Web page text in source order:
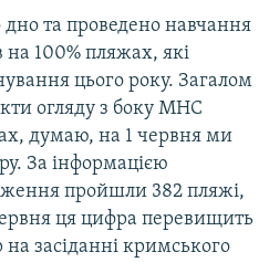
дно та проведено навчання
на 100% пляжах, які
цього року. Загалом
огляду з боку МНС
думаю, на 1 червня ми
За інформацією
пройшли 382 пляжі,
ця цифра перевищить
на засіданні кримського